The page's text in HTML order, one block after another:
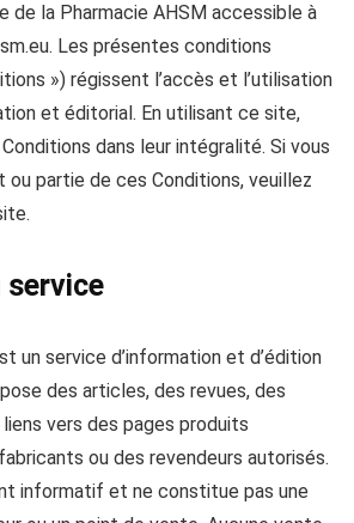
de la Pharmacie AHSM accessible à
Les présentes conditions
») régissent l’accès et l’utilisation
et éditorial. En utilisant ce site,
dans leur intégralité. Si vous
ou partie de ces Conditions, veuillez
service
un service d’information et d’édition
des articles, des revues, des
vers des pages produits
ou des revendeurs autorisés.
informatif et ne constitue pas une